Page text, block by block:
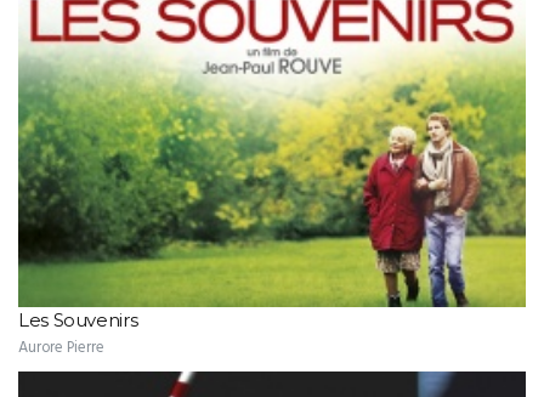
Les Souvenirs
Aurore Pierre